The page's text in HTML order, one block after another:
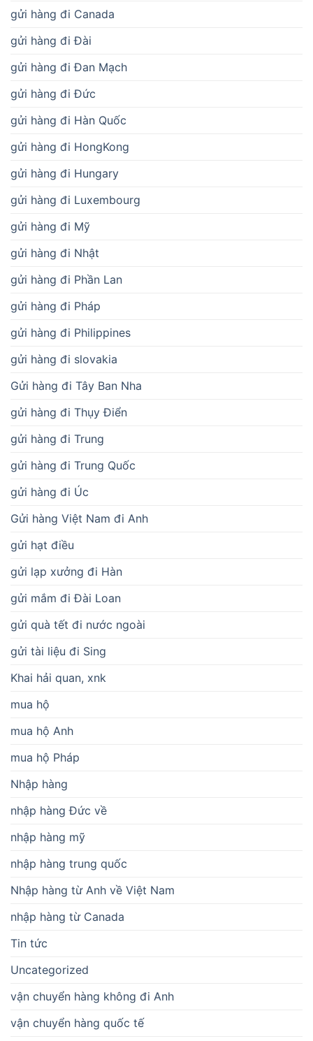
gửi hàng đi Canada
gửi hàng đi Đài
gửi hàng đi Đan Mạch
gửi hàng đi Đức
gửi hàng đi Hàn Quốc
gửi hàng đi HongKong
gửi hàng đi Hungary
gửi hàng đi Luxembourg
gửi hàng đi Mỹ
gửi hàng đi Nhật
gửi hàng đi Phần Lan
gửi hàng đi Pháp
gửi hàng đi Philippines
gửi hàng đi slovakia
Gửi hàng đi Tây Ban Nha
gửi hàng đi Thụy Điển
gửi hàng đi Trung
gửi hàng đi Trung Quốc
gửi hàng đi Úc
Gửi hàng Việt Nam đi Anh
gửi hạt điều
gửi lạp xưởng đi Hàn
gửi mắm đi Đài Loan
gửi quà tết đi nước ngoài
gửi tài liệu đi Sing
Khai hải quan, xnk
mua hộ
mua hộ Anh
mua hộ Pháp
Nhập hàng
nhập hàng Đức về
nhập hàng mỹ
nhập hàng trung quốc
Nhập hàng từ Anh về Việt Nam
nhập hàng từ Canada
Tin tức
Uncategorized
vận chuyển hàng không đi Anh
vận chuyển hàng quốc tế